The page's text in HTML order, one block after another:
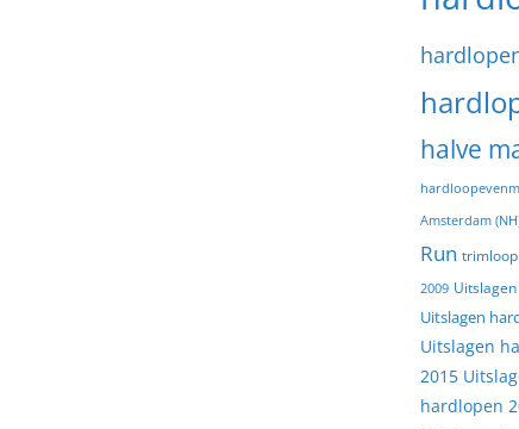
halve
Amsterdam
Run trimloop
2009
Uitslagen
Uitslagen
2015
hardlopen